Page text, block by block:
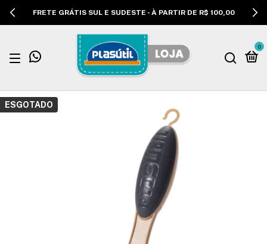
FRETE GRÁTIS SUL E SUDESTE - À PARTIR DE R$ 100,00
0
ESGOTADO